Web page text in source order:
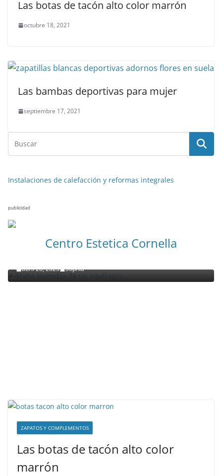
Las botas de tacón alto color marrón
octubre 18, 2021
Las bambas deportivas para mujer
septiembre 17, 2021
Instalaciones de calefacción y reformas integrales
publicidad
Centro Estetica Cornella
abril 28, 2023 Sophia
ZAPATOS Y COMPLEMENTOS
Las botas de tacón alto color
marrón